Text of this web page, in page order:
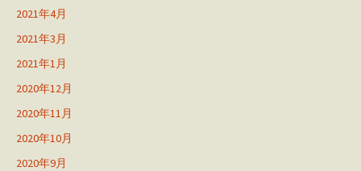
2021年4月
2021年3月
2021年1月
2020年12月
2020年11月
2020年10月
2020年9月